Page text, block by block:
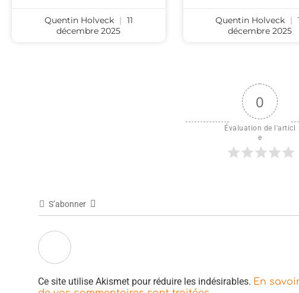
Quentin Holveck
11
décembre 2025
Quentin Holveck
décembre 2025
0
Évaluation de l'articl
e
S’abonner
Ce site utilise Akismet pour réduire les indésirables. En